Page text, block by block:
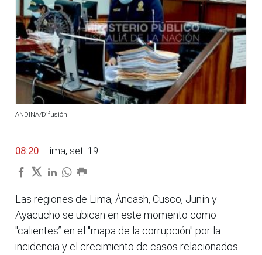
ANDINA/Difusión
08:20 | Lima, set. 19.
Las regiones de Lima, Áncash, Cusco, Junín y
Ayacucho se ubican en este momento como
"calientes” en el "mapa de la corrupción" por la
incidencia y el crecimiento de casos relacionados